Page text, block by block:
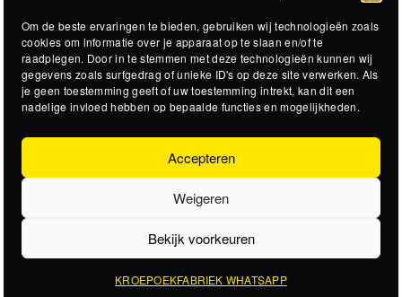
Om de beste ervaringen te bieden, gebruiken wij technologieën zoals
cookies om informatie over je apparaat op te slaan en/of te
raadplegen. Door in te stemmen met deze technologieën kunnen wij
gegevens zoals surfgedrag of unieke ID's op deze site verwerken. Als
je geen toestemming geeft of uw toestemming intrekt, kan dit een
nadelige invloed hebben op bepaalde functies en mogelijkheden.
Accepteren
Weigeren
Bekijk voorkeuren
KROEPOEKFABRIEK WHATSAPP